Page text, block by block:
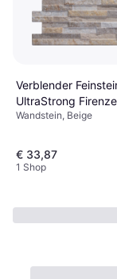
Verblender
UltraStrong
cm x 16 cm Creme
Wandstein, Beige
€ 33,87
1 Shop